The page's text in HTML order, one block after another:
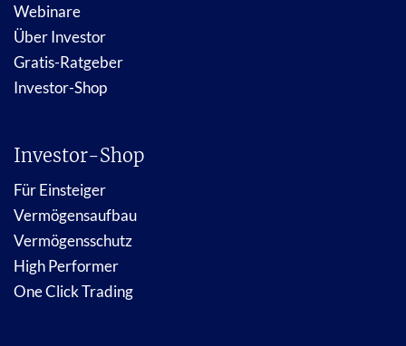
Webinare
Über Investor
Gratis-Ratgeber
Investor-Shop
Investor-Shop
Für Einsteiger
Vermögensaufbau
Vermögensschutz
High Performer
One Click Trading